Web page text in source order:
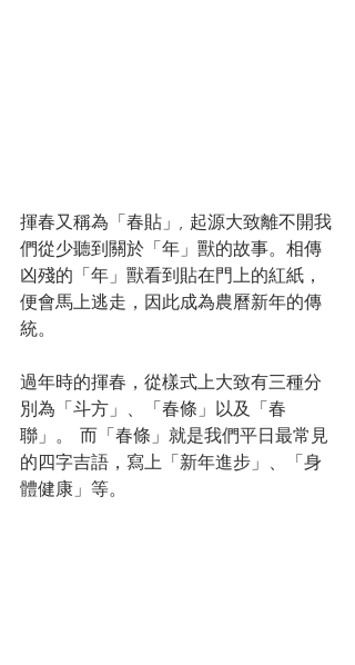
揮春又稱為「春貼」, 起源大致離不開我
們從少聽到關於「年」獸的故事。相傳
凶殘的「年」獸看到貼在門上的紅紙，
便會馬上逃走，因此成為農曆新年的傳
統。
過年時的揮春，從樣式上大致有三種分
別為「斗方」、「春條」以及「春
聯」。 而「春條」就是我們平日最常見
的四字吉語，寫上「新年進步」、「身
體健康」等。